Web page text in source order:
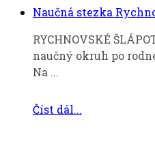
Naučná stezka
RYCHNOVSKÉ
naučný okruh po
Na ...
Číst dál...